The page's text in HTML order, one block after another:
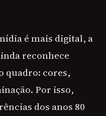
é mais digital, a
reconhece
quadro: cores,
Por isso,
dos anos 80